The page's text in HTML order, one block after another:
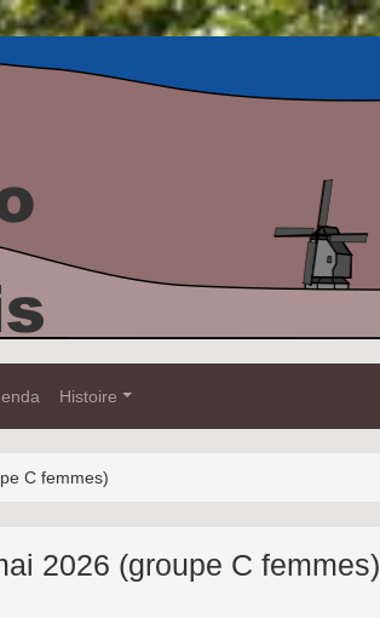
Histoire
C femmes)
2026 (groupe C femmes)